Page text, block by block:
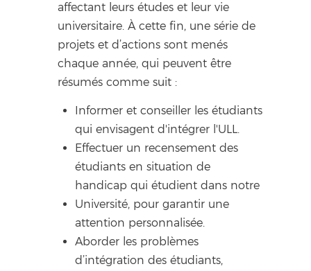
affectant leurs études et leur vie
universitaire. À cette fin, une série de
projets et d’actions sont menés
chaque année, qui peuvent être
résumés comme suit :
Informer et conseiller les étudiants
qui envisagent d'intégrer l'ULL.
Effectuer un recensement des
étudiants en situation de
handicap qui étudient dans notre
Université, pour garantir une
attention personnalisée.
Aborder les problèmes
d’intégration des étudiants,